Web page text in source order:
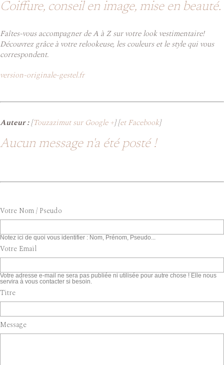
Coiffure, conseil en image, mise en beauté.
Faîtes-vous accompagner de A à Z sur votre look vestimentaire!
Découvrez grâce à votre relookeuse, les couleurs et le style qui vous
correspondent.
version-originale-gestel.fr
Auteur :[Touzazimut sur Google +] [et Facebook]
Aucun message n'a été posté !
Votre Nom / Pseudo
Notez ici de quoi vous identifier : Nom, Prénom, Pseudo...
Votre Email
Votre adresse e-mail ne sera pas publiée ni utilisée pour autre chose ! Elle nous
servira à vous contacter si besoin.
Titre
Message